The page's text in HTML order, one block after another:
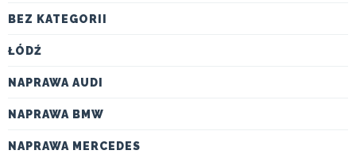
BEZ KATEGORII
ŁÓDŹ
NAPRAWA AUDI
NAPRAWA BMW
NAPRAWA MERCEDES